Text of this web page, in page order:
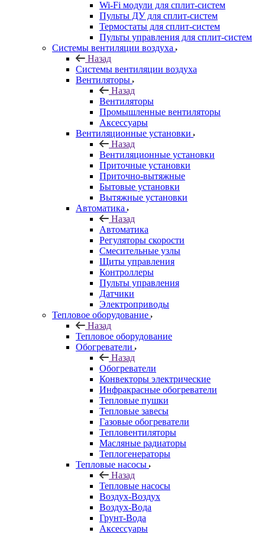
Wi-Fi модули для сплит-систем
Пульты ДУ для сплит-систем
Термостаты для сплит-систем
Пульты управления для сплит-систем
Системы вентиляции воздуха
Назад
Системы вентиляции воздуха
Вентиляторы
Назад
Вентиляторы
Промышленные вентиляторы
Аксессуары
Вентиляционные установки
Назад
Вентиляционные установки
Приточные установки
Приточно-вытяжные
Бытовые установки
Вытяжные установки
Автоматика
Назад
Автоматика
Регуляторы скорости
Смесительные узлы
Щиты управления
Контроллеры
Пульты управления
Датчики
Электроприводы
Тепловое оборудование
Назад
Тепловое оборудование
Обогреватели
Назад
Обогреватели
Конвекторы электрические
Инфракрасные обогреватели
Тепловые пушки
Тепловые завесы
Газовые обогреватели
Тепловентиляторы
Масляные радиаторы
Теплогенераторы
Тепловые насосы
Назад
Тепловые насосы
Воздух-Воздух
Воздух-Вода
Грунт-Вода
Аксессуары